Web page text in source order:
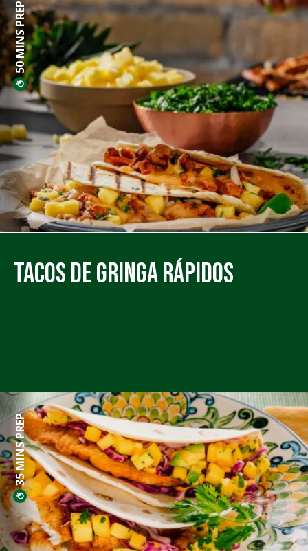
50 MINS PREP
Tacos De Gringa Rápidos
35 MINS PREP